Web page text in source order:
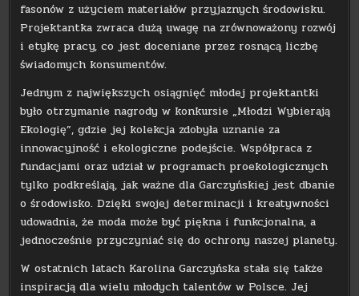
fasonów z użyciem materiałów przyjaznych środowisku.
Projektantka zwraca dużą uwagę na zrównoważony rozwój
i etykę pracy, co jest doceniane przez rosnącą liczbę
świadomych konsumentów.
Jednym z największych osiągnięć młodej projektantki
było otrzymanie nagrody w konkursie „Młodzi Wybierają
Ekologię”, gdzie jej kolekcja zdobyła uznanie za
innowacyjność i ekologiczne podejście. Współpraca z
fundacjami oraz udział w programach proekologicznych
tylko podkreślają, jak ważne dla Garczyńskiej jest dbanie
o środowisko. Dzięki swojej determinacji i kreatywności
udowadnia, że moda może być piękna i funkcjonalna, a
jednocześnie przyczyniać się do ochrony naszej planety.
W ostatnich latach Karolina Garczyńska stała się także
inspiracją dla wielu młodych talentów w Polsce. Jej